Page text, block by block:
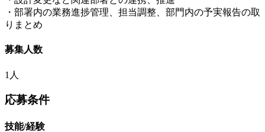
・部署内の業務進捗管理、担当調整、部門内の予実報告の取
りまとめ
募集人数
1人
応募条件
技能/経験